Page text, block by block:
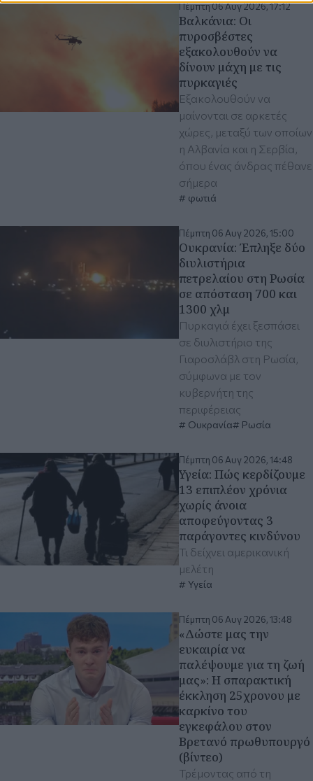
Πέμπτη 06 Αυγ 2026, 17:12
Βαλκάνια: Οι
πυροσβέστες
εξακολουθούν να
δίνουν μάχη με τις
πυρκαγιές
Εξακολουθούν να
μαίνονται σε αρκετές
χώρες, μεταξύ των οποίων
η Αλβανία και η Σερβία,
όπου ένας άνδρας πέθανε
σήμερα
φωτιά
Πέμπτη 06 Αυγ 2026, 15:00
Ουκρανία: Έπληξε δύο
διυλιστήρια
πετρελαίου στη Ρωσία
σε απόσταση 700 και
1300 χλμ
Πυρκαγιά έχει ξεσπάσει
σε διυλιστήριο της
Γιαροσλάβλ στη Ρωσία,
σύμφωνα με τον
κυβερνήτη της
περιφέρειας
Ουκρανία Ρωσία
Πέμπτη 06 Αυγ 2026, 14:48
Υγεία: Πώς κερδίζουμε
13 επιπλέον χρόνια
χωρίς άνοια
αποφεύγοντας 3
παράγοντες κινδύνου
Τι δείχνει αμερικανική
μελέτη
Υγεία
Πέμπτη 06 Αυγ 2026, 13:48
«Δώστε μας την
ευκαιρία να
παλέψουμε για τη ζωή
μας»: Η σπαρακτική
έκκληση 25χρονου με
καρκίνο του
εγκεφάλου στον
Βρετανό πρωθυπουργό
(βίντεο)
Τρέμοντας από τη